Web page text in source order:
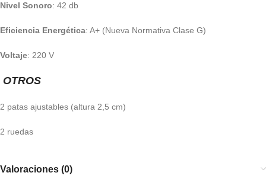
Nivel Sonoro: 42 db
Eficiencia Energética: A+ (Nueva Normativa Clase G)
Voltaje: 220 V
OTROS
2 patas ajustables (altura 2,5 cm)
2 ruedas
Valoraciones (0)